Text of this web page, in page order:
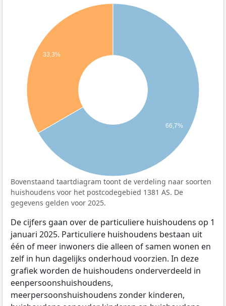
33,3%
66,7%
Bovenstaand taartdiagram toont de verdeling naar soorten
huishoudens voor het postcodegebied 1381 AS. De
gegevens gelden voor 2025.
De cijfers gaan over de particuliere huishoudens op 1
januari 2025. Particuliere huishoudens bestaan uit
één of meer inwoners die alleen of samen wonen en
zelf in hun dagelijks onderhoud voorzien. In deze
grafiek worden de huishoudens onderverdeeld in
eenpersoonshuishoudens,
meerpersoonshuishoudens zonder kinderen,